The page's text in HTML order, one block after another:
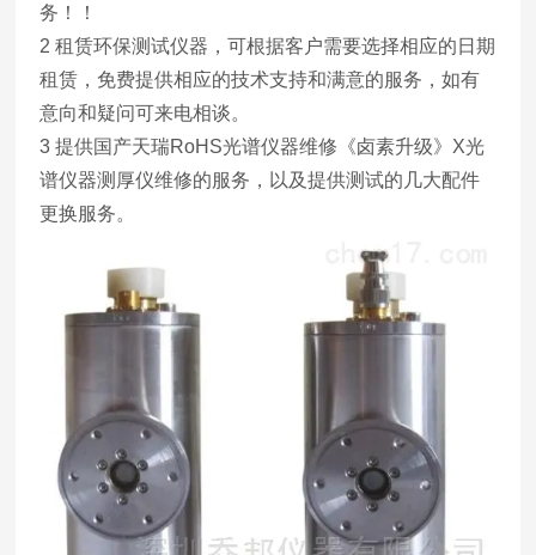
务！！
2 租赁环保测试仪器，可根据客户需要选择相应的日期
租赁，免费提供相应的技术支持和满意的服务，如有
意向和疑问可来电相谈。
3 提供国产天瑞RoHS光谱仪器维修《卤素升级》X光
谱仪器测厚仪维修的服务，以及提供测试的几大配件
更换服务。